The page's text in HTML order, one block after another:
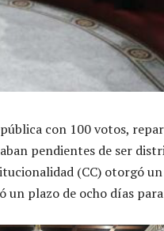
con 100 votos,
pendientes de ser
(CC) otorgó
un plazo de ocho días